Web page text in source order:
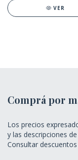
VER
Comprá por
Los precios
y las descripciones
Consultar